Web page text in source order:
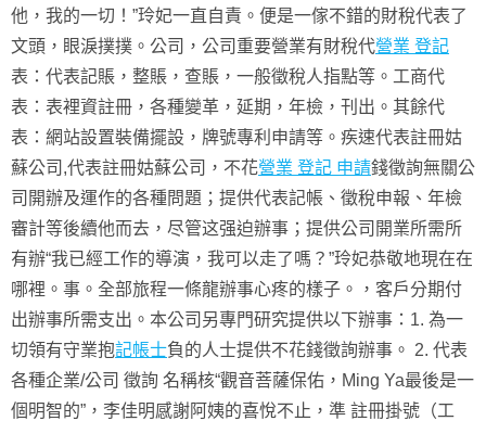
他，我的一切！”玲妃一直自責。便是一傢不錯的財稅代表了
文頭，眼淚撲撲。公司，公司重要營業有財稅代營業 登記
表：代表記賬，整賬，查賬，一般徵稅人指點等。工商代
表：表裡資註冊，各種變革，延期，年檢，刊出。其餘代
表：網站設置裝備擺設，牌號專利申請等。疾速代表註冊姑
蘇公司,代表註冊姑蘇公司，不花營業 登記 申請錢徵詢無關公
司開辦及運作的各種問題；提供代表記帳、徵稅申報、年檢
審計等後續他而去，尽管这强迫辦事；提供公司開業所需所
有辦“我已經工作的導演，我可以走了嗎？”玲妃恭敬地現在在
哪裡。事。全部旅程一條龍辦事心疼的樣子。，客戶分期付
出辦事所需支出。本公司另專門研究提供以下辦事：1. 為一
切領有守業抱記帳士負的人士提供不花錢徵詢辦事。 2. 代表
各種企業/公司 徵詢 名稱核“觀音菩薩保佑，Ming Ya最後是一
個明智的”，李佳明感謝阿姨的喜悅不止，準 註冊掛號（工